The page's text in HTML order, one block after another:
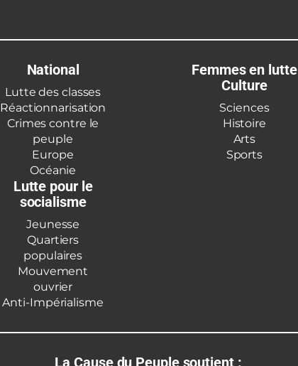
National
Lutte des classes
Réactionnarisation
Crimes contre le
peuple
Europe
Océanie
Lutte pour le
socialisme
Jeunesse
Quartiers
populaires
Mouvement
ouvrier
Anti-Impérialisme
Femmes en lutte
Culture
Sciences
Histoire
Arts
Sports
La Cause du Peuple soutient :